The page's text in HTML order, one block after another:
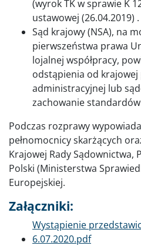
(wyrok TK w sprawie K
ustawowej (26.04.2019) .
Sąd krajowy (NSA), na
pierwszeństwa prawa
lojalnej współpracy,
odstąpienia od
administracyjnej lub
zachowanie standardów
Podczas rozprawy
pełnomocnicy skarżących
Krajowej Rady Sądownictwa,
Polski (Ministerstwa
Europejskiej.
Załączniki:
Dokument
Wystąpienie
6.07.2020.pdf